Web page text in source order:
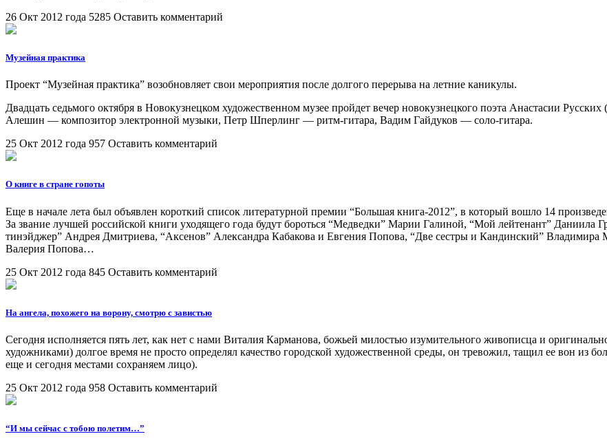
26 Окт 2012 года 5285 Оставить комментарий
Музейная практика
Проект “Музейная практика” возобновляет свои мероприятия после долгого перерыва на летние каникулы.
Двадцать седьмого октября в Новокузнецком художественном музее пройдет вечер новокузнецкого поэта Анастасии
Алешин — композитор электронной музыки, Петр Шперлинг — ритм-гитара, Вадим Гайдуков — соло-гитара.
25 Окт 2012 года 957 Оставить комментарий
О книге в стране гопоты
Еще в начале лета был объявлен короткий список литературной премии “Большая книга-2012”, в который вошло 14
За звание лучшей российской книги уходящего года будут бороться “Медведки” Марии Галиной, “Мой лейтенант” Даниила
тинэйджер” Андрея Дмитриева, “Аксенов” Александра Кабакова и Евгения Попова, “Две сестры и Кандинский” Владимира
Валерия Попова…
25 Окт 2012 года 845 Оставить комментарий
На ангела, похожего на ворону, смотрю с завистью
Сегодня исполняется пять лет, как нет с нами Виталия Карманова, божьей милостью изумительного живописца и
художниками) долгое время не просто определял качество городской художественной среды, он тревожил, тащил ее вон из
еще и сегодня местами сохраняем лицо).
25 Окт 2012 года 958 Оставить комментарий
“И мы сейчас с тобою полетим…”